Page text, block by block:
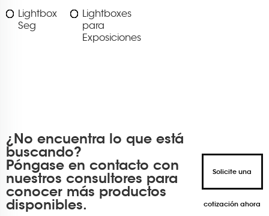
Lightbox
Seg
Lightboxes
para
Exposiciones
¿No encuentra lo que está
buscando?
Póngase en contacto con
nuestros consultores para
conocer más productos
disponibles.
Solicite una
cotización ahora